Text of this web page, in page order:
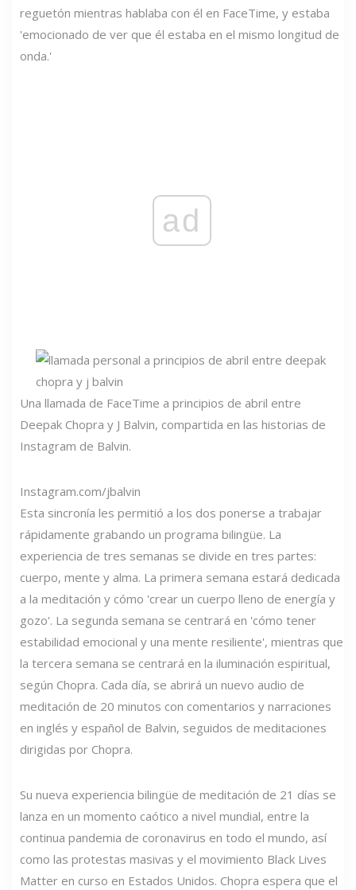
reguetón mientras hablaba con él en FaceTime, y estaba
'emocionado de ver que él estaba en el mismo longitud de
onda.'
ad
Una llamada de FaceTime a principios de abril entre
Deepak Chopra y J Balvin, compartida en las historias de
Instagram de Balvin.
Instagram.com/jbalvin
Esta sincronía les permitió a los dos ponerse a trabajar
rápidamente grabando un programa bilingüe. La
experiencia de tres semanas se divide en tres partes:
cuerpo, mente y alma. La primera semana estará dedicada
a la meditación y cómo 'crear un cuerpo lleno de energía y
gozo'. La segunda semana se centrará en 'cómo tener
estabilidad emocional y una mente resiliente', mientras que
la tercera semana se centrará en la iluminación espiritual,
según Chopra. Cada día, se abrirá un nuevo audio de
meditación de 20 minutos con comentarios y narraciones
en inglés y español de Balvin, seguidos de meditaciones
dirigidas por Chopra.
Su nueva experiencia bilingüe de meditación de 21 días se
lanza en un momento caótico a nivel mundial, entre la
continua pandemia de coronavirus en todo el mundo, así
como las protestas masivas y el movimiento Black Lives
Matter en curso en Estados Unidos. Chopra espera que el